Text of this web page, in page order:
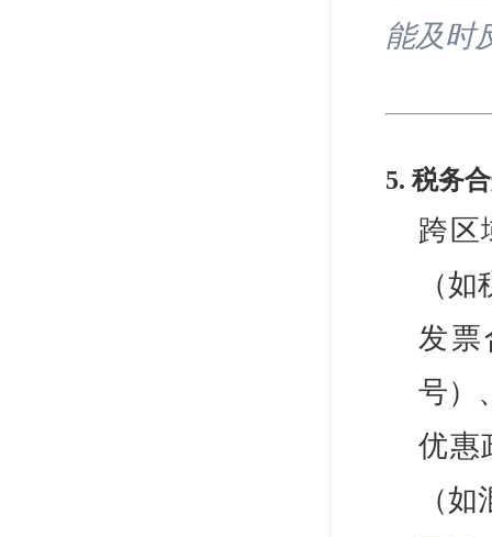
能及时
5. 税务
跨区
（
发票
号）
优惠
（